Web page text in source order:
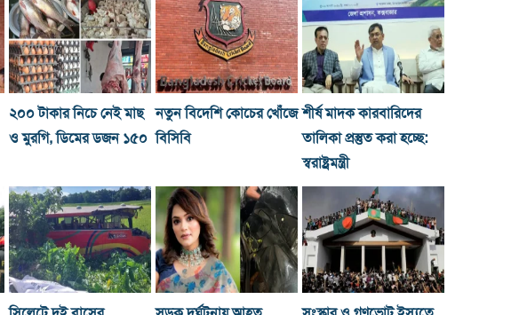
২০০ টাকার নিচে নেই মাছ
ও মুরগি, ডিমের ডজন ১৫০
নতুন বিদেশি কোচের খোঁজে
বিসিবি
শীর্ষ মাদক কারবারিদের
তালিকা প্রস্তুত করা হচ্ছে:
স্বরাষ্ট্রমন্ত্রী